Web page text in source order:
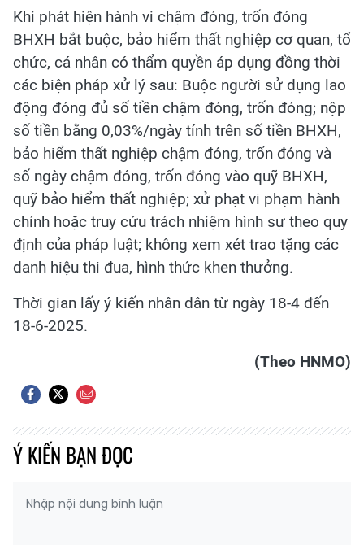
Khi phát hiện hành vi chậm đóng, trốn đóng
BHXH bắt buộc, bảo hiểm thất nghiệp cơ quan, tổ
chức, cá nhân có thẩm quyền áp dụng đồng thời
các biện pháp xử lý sau: Buộc người sử dụng lao
động đóng đủ số tiền chậm đóng, trốn đóng; nộp
số tiền bằng 0,03%/ngày tính trên số tiền BHXH,
bảo hiểm thất nghiệp chậm đóng, trốn đóng và
số ngày chậm đóng, trốn đóng vào quỹ BHXH,
quỹ bảo hiểm thất nghiệp; xử phạt vi phạm hành
chính hoặc truy cứu trách nhiệm hình sự theo quy
định của pháp luật; không xem xét trao tặng các
danh hiệu thi đua, hình thức khen thưởng.
Thời gian lấy ý kiến nhân dân từ ngày 18-4 đến
18-6-2025.
(Theo HNMO)
Ý KIẾN BẠN ĐỌC